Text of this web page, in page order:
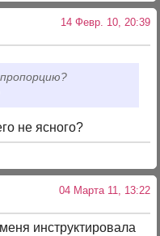
14 Февр. 10, 20:39
не ясного?
04 Марта 11, 13:22
инструктировала